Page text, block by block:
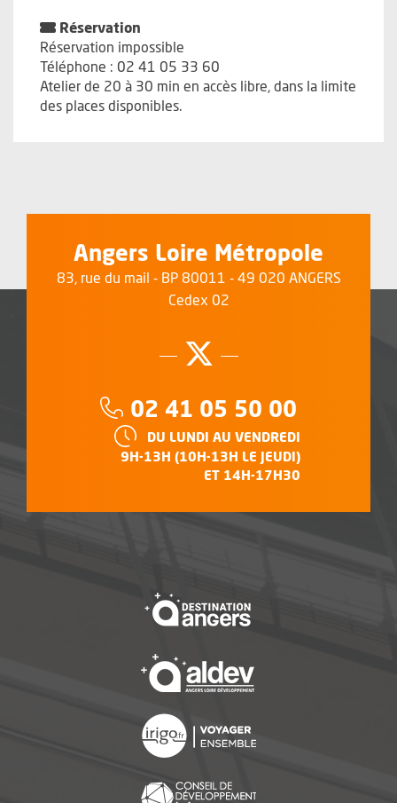
Réservation
Réservation impossible
Téléphone : 02 41 05 33 60
Atelier de 20 à 30 min en accès libre, dans la limite
des places disponibles.
Angers Loire Métropole
83, rue du mail - BP 80011 - 49 020 ANGERS
Cedex 02
Suivez-nous
, Ouvre une
Téléphone :
02 41 05 50 00
HORAIRES :
DU LUNDI AU VENDREDI
9H-13H (10H-13H LE JEUDI)
ET 14H-17H30